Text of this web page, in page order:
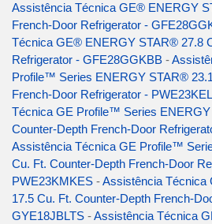
Assistência Técnica GE® ENERGY
French-Door Refrigerator -
Técnica GE® ENERGY STAR® 27.8
Refrigerator - GFE28GGKBB -
Profile™ Series ENERGY STAR®
French-Door Refrigerator -
Técnica GE Profile™ Series
Counter-Depth French-Door
Assistência Técnica GE Profile™
Cu. Ft. Counter-Depth French-Door
PWE23KMKES -Assistência
17.5 Cu. Ft. Counter-Depth French-
GYE18JBLTS -Assistência Técnica